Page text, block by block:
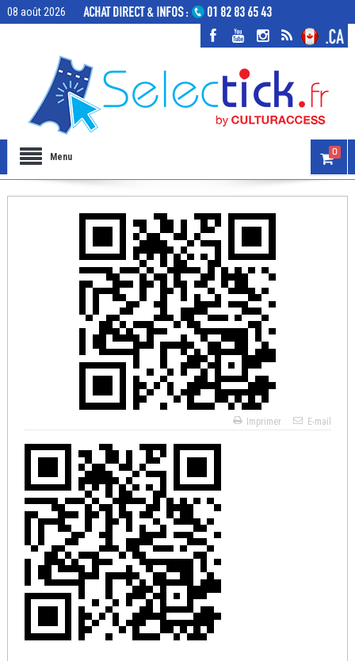
08 août 2026
Menu 0
Imprimer E-mail